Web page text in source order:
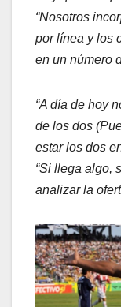
“Nosotros
por línea y los
en un número
“A día de hoy
de los dos
estar los dos
“Si llega algo,
analizar la